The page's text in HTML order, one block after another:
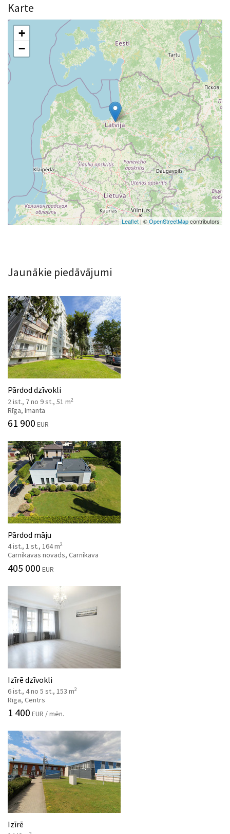
Karte
+
−
Leaflet | ©OpenStreetMapcontributors
Jaunākie piedāvājumi
Pārdod dzīvokli
2 ist., 7 no 9 st., 51 m2
Rīga, Imanta
61 900 EUR
Pārdod māju
4 ist., 1 st., 164 m2
Carnikavas novads, Carnikava
405 000 EUR
Izīrē dzīvokli
6 ist., 4 no 5 st., 153 m2
Rīga, Centrs
1 400 EUR / mēn.
Izīrē